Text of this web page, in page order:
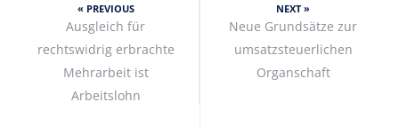
« PREVIOUS
Ausgleich für
rechtswidrig erbrachte
Mehrarbeit ist
Arbeitslohn
NEXT »
Neue Grundsätze zur
umsatzsteuerlichen
Organschaft